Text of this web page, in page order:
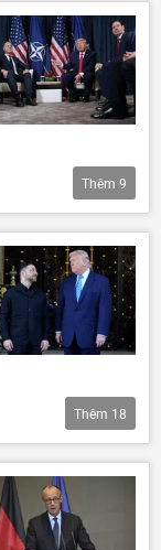
Thêm 9
Thêm 18